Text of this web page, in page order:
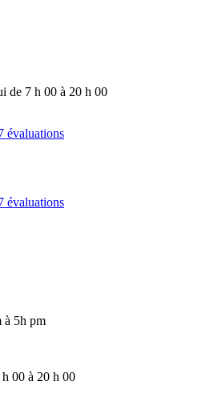
de 7 h 00 à 20 h 00
évaluations
évaluations
à 5h pm
00 à 20 h 00